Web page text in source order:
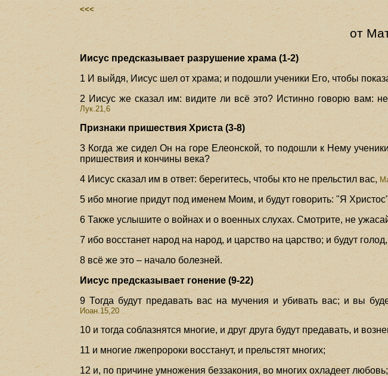
<<<
от
Иисус предсказывает разрушение храма (1-2)
1 И выйдя, Иисус шел от храма; и подошли ученики Его, чтобы
2 Иисус же сказал им: видите ли всё это? Истинно говорю вам:
Лук.21,6
Признаки пришествия Христа (3-8)
3 Когда же сидел Он на горе Елеонской, то подошли к Нему
пришествия и кончины века?
4 Иисус сказал им в ответ: берегитесь, чтобы кто не прельстил вас,
5 ибо многие придут под именем Моим, и будут говорить: "Я
6 Также услышите о войнах и о военных слухах. Смотрите, не
7 ибо восстанет народ на народ, и царство на царство; и будут
8 всё же это – начало болезней.
Иисус предсказывает гонение (9-22)
9 Тогда будут предавать вас на мучения и убивать вас; и вы
Иоан.15,20
10 и тогда соблазнятся многие, и друг друга будут предавать, и
11 и многие лжепророки восстанут, и прельстят многих;
12 и, по причине умножения беззакония, во многих охладеет любовь;